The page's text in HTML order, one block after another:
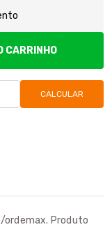
CARRINHO
CALCULAR
ordemax. Produto